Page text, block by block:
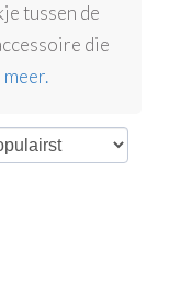
tussen de
die
meer.